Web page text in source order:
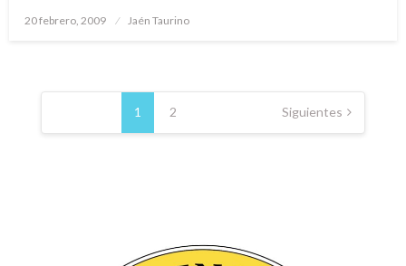
Publicado
20 febrero, 2009 Jaén Taurino
Navegación
entradas
1 2 Siguientes